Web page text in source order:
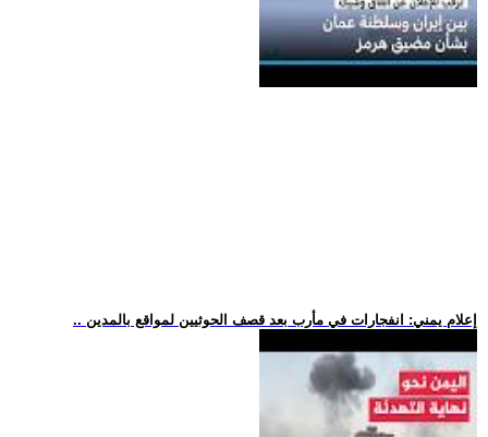
.. إعلام يمني: انفجارات في مأرب بعد قصف الحوثيين لمواقع بالمدين